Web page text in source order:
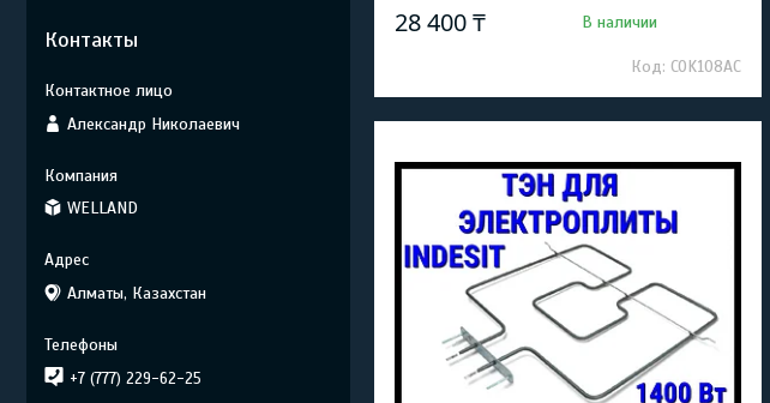
28 400 ₸ В наличии
COK108AC
Контакты
Александр Николаевич
WELLAND
Алматы, Казахстан
+7 (777) 229-62-25